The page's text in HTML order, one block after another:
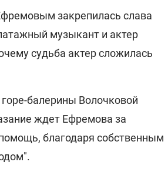
закрепилась слава
музыкант и актер
судьба актер сложилась
балерины Волочковой
ждет Ефремова за
благодаря собственным